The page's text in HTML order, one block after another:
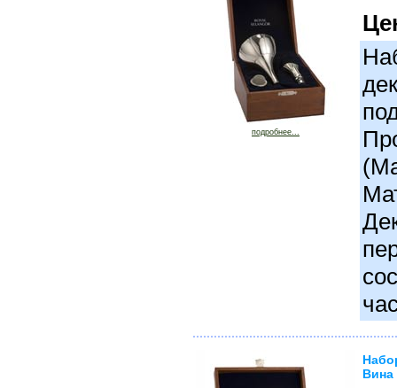
подробнее...
Вина